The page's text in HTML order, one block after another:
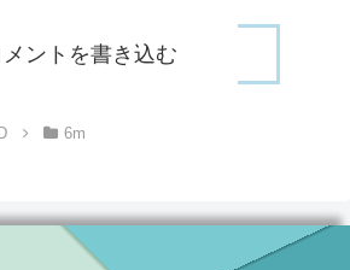
メントを書き込む
6m